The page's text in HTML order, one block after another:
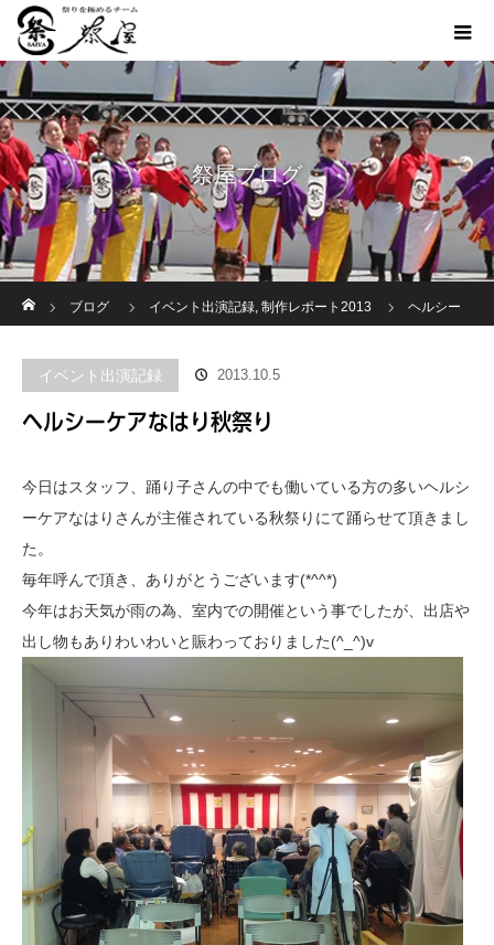
祭屋ブログ
ブログ
イベント出演記録, 制作レポート2013 ヘルシー
イベント出演記録 2013.10.5
ヘルシーケアなはり秋祭り
今日はスタッフ、踊り子さんの中でも働いている方の多いヘルシ
ーケアなはりさんが主催されている秋祭りにて踊らせて頂きまし
た。
毎年呼んで頂き、ありがとうございます(*^^*)
今年はお天気が雨の為、室内での開催という事でしたが、出店や
出し物もありわいわいと賑わっておりました(^_^)v